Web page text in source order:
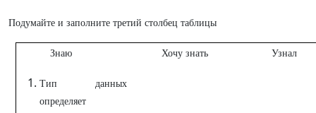
Подумайте и заполните третий столбец таблицы
Знаю Хочу знать Узнал
Тип данных
определяет